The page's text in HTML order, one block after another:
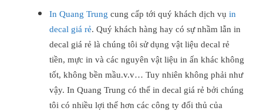
In Quang Trung cung cấp tới quý khách dịch vụ in
decal giá rẻ. Quý khách hàng hay có sự nhầm lẫn in
decal giá rẻ là chúng tôi sử dụng vật liệu decal rẻ
tiền, mực in và các nguyên vật liệu in ấn khác không
tốt, không bền mầu.v.v… Tuy nhiên không phải như
vậy. In Quang Trung có thể in decal giá rẻ bởi chúng
tôi có nhiều lợi thế hơn các công ty đối thủ của